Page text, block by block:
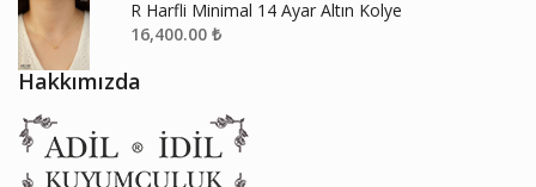
R Harfli Minimal 14 Ayar Altın Kolye
16,400.00 ₺
Hakkımızda